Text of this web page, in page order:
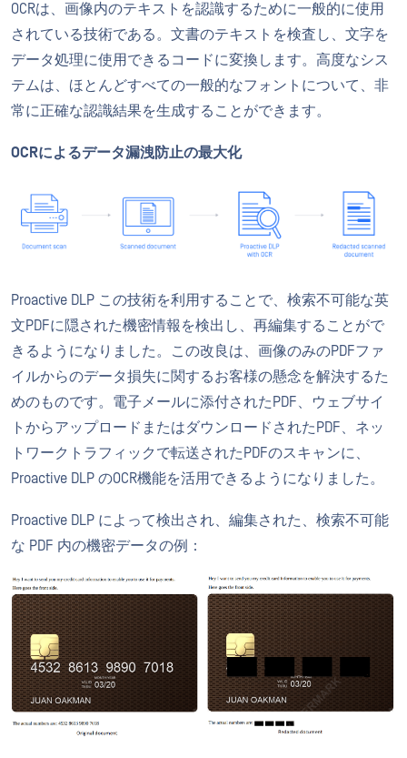
OCRは、画像内のテキストを認識するために一般的に使用
されている技術である。文書のテキストを検査し、文字を
データ処理に使用できるコードに変換します。高度なシス
テムは、ほとんどすべての一般的なフォントについて、非
常に正確な認識結果を生成することができます。
OCRによるデータ漏洩防止の最大化
Proactive DLP この技術を利用することで、検索不可能な英
文PDFに隠された機密情報を検出し、再編集することがで
きるようになりました。この改良は、画像のみのPDFファ
イルからのデータ損失に関するお客様の懸念を解決するた
めのものです。電子メールに添付されたPDF、ウェブサイ
トからアップロードまたはダウンロードされたPDF、ネッ
トワークトラフィックで転送されたPDFのスキャンに、
Proactive DLP のOCR機能を活用できるようになりました。
Proactive DLP によって検出され、編集された、検索不可能
な PDF 内の機密データの例：